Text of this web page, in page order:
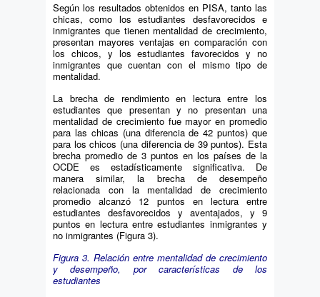
Según los resultados obtenidos en PISA, tanto las
chicas, como los estudiantes desfavorecidos e
inmigrantes que tienen mentalidad de crecimiento,
presentan mayores ventajas en comparación con
los chicos, y los estudiantes favorecidos y no
inmigrantes que cuentan con el mismo tipo de
mentalidad.
La brecha de rendimiento en lectura entre los
estudiantes que presentan y no presentan una
mentalidad de crecimiento fue mayor en promedio
para las chicas (una diferencia de 42 puntos) que
para los chicos (una diferencia de 39 puntos). Esta
brecha promedio de 3 puntos en los países de la
OCDE es estadísticamente significativa. De
manera similar, la brecha de desempeño
relacionada con la mentalidad de crecimiento
promedio alcanzó 12 puntos en lectura entre
estudiantes desfavorecidos y aventajados, y 9
puntos en lectura entre estudiantes inmigrantes y
no inmigrantes (Figura 3).
Figura 3. Relación entre mentalidad de crecimiento
y desempeño, por características de los
estudiantes